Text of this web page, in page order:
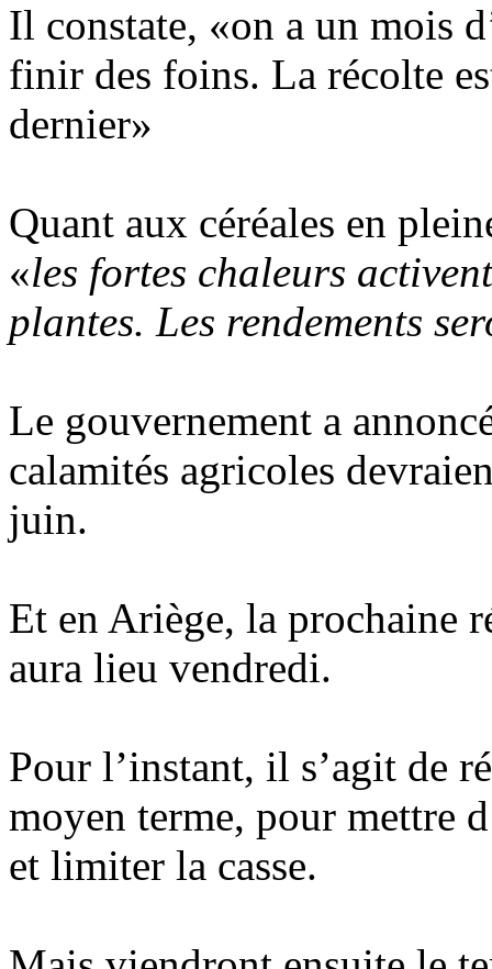
Il constate, «on a un mois
finir des foins. La récolte
dernier»
Quant aux céréales en
«les fortes chaleurs
plantes. Les rendements
Le gouvernement a
calamités agricoles
juin.
Et en Ariège, la prochaine
aura lieu vendredi.
Pour l’instant, il s’agit de
moyen terme, pour mettre
et limiter la casse.